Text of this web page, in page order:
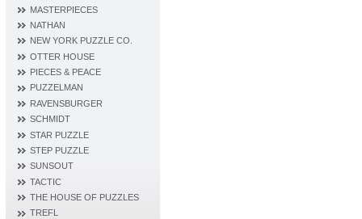
MASTERPIECES
NATHAN
NEW YORK PUZZLE CO.
OTTER HOUSE
PIECES & PEACE
PUZZELMAN
RAVENSBURGER
SCHMIDT
STAR PUZZLE
STEP PUZZLE
SUNSOUT
TACTIC
THE HOUSE OF PUZZLES
TREFL